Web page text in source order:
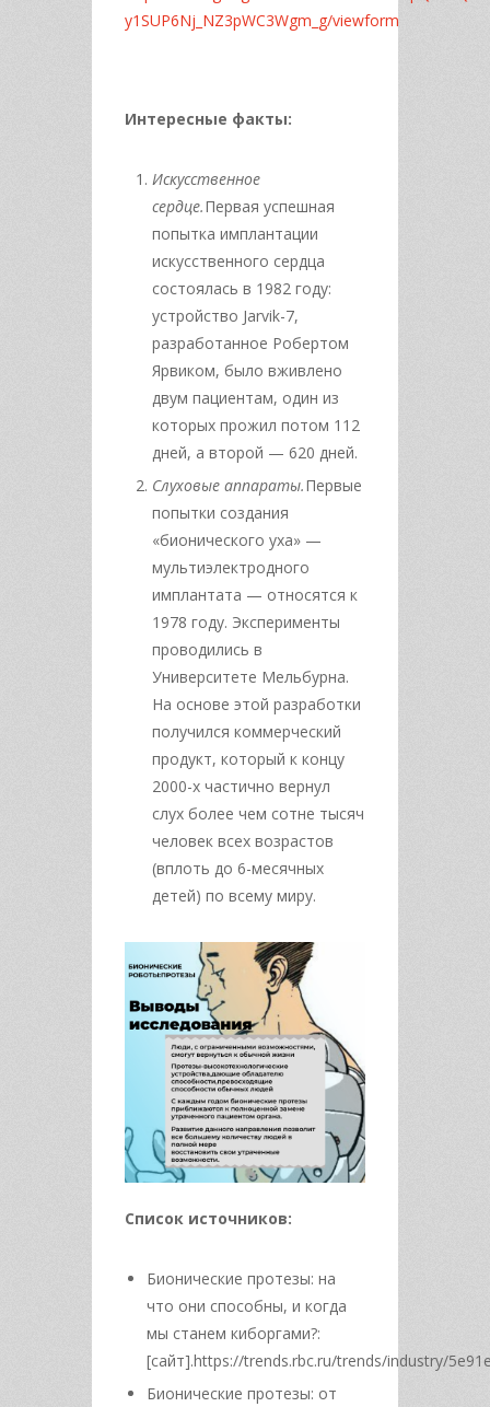
y1SUP6Nj_NZ3pWC3Wgm_g/viewform
Интересные факты:
Искусственное
сердце.Первая успешная
попытка имплантации
искусственного сердца
состоялась в 1982 году:
устройство Jarvik-7,
разработанное Робертом
Ярвиком, было вживлено
двум пациентам, один из
которых прожил потом 112
дней, а второй — 620 дней.
Слуховые аппараты.Первые
попытки создания
«бионического уха» —
мультиэлектродного
имплантата — относятся к
1978 году. Эксперименты
проводились в
Университете Мельбурна.
На основе этой разработки
получился коммерческий
продукт, который к концу
2000-х частично вернул
слух более чем сотне тысяч
человек всех возрастов
(вплоть до 6-месячных
детей) по всему миру.
Список источников:
Бионические протезы: на
что они способны, и когда
мы станем киборгами?:
[сайт].https://trends.rbc.ru/trends/industry/
Бионические протезы: от